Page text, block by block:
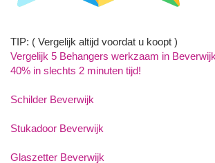
TIP: ( Vergelijk altijd voordat u koopt )
Vergelijk 5 Behangers werkzaam in
40% in slechts 2 minuten tijd!
Schilder Beverwijk
Stukadoor Beverwijk
Glaszetter Beverwijk